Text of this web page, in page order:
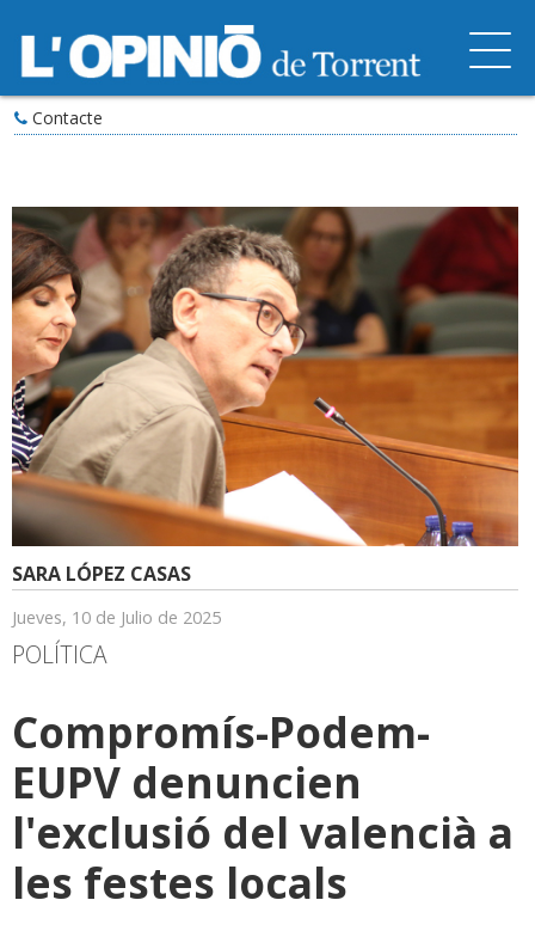
Contacte
SARA LÓPEZ CASAS
Jueves, 10 de Julio de 2025
POLÍTICA
Compromís-Podem-
EUPV denuncien
l'exclusió del valencià a
les festes locals